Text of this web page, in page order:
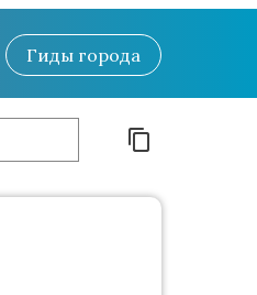
Гиды города